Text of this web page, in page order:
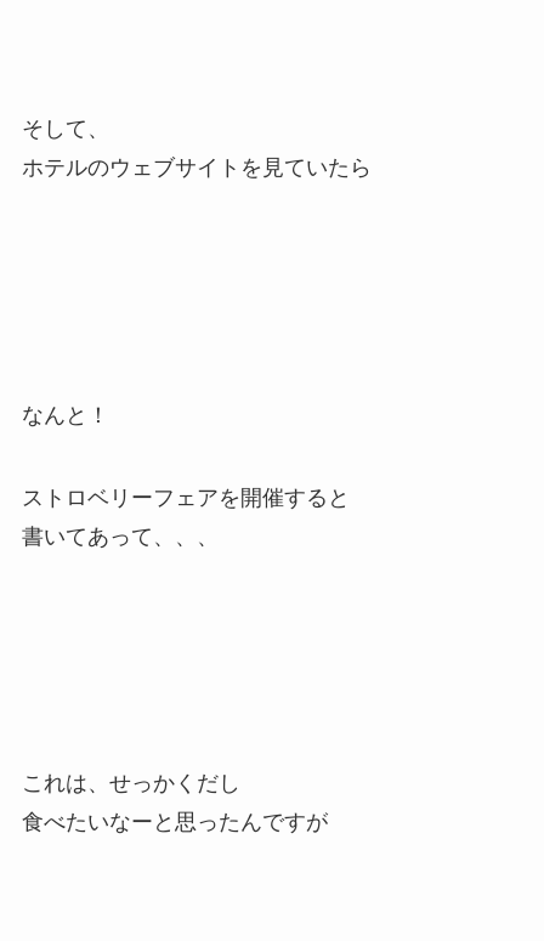
そして、
ホテルのウェブサイトを見ていたら
なんと！
ストロベリーフェアを開催すると
書いてあって、、、
これは、せっかくだし
食べたいなーと思ったんですが